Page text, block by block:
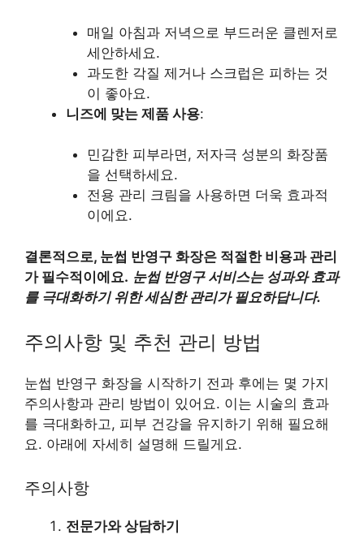
매일 아침과 저녁으로 부드러운 클렌저로
세안하세요.
과도한 각질 제거나 스크럽은 피하는 것
이 좋아요.
니즈에 맞는 제품 사용:
민감한 피부라면, 저자극 성분의 화장품
을 선택하세요.
전용 관리 크림을 사용하면 더욱 효과적
이에요.
결론적으로, 눈썹 반영구 화장은 적절한 비용과 관리
가 필수적이에요. 눈썹 반영구 서비스는 성과와 효과
를 극대화하기 위한 세심한 관리가 필요하답니다.
주의사항 및 추천 관리 방법
눈썹 반영구 화장을 시작하기 전과 후에는 몇 가지
주의사항과 관리 방법이 있어요. 이는 시술의 효과
를 극대화하고, 피부 건강을 유지하기 위해 필요해
요. 아래에 자세히 설명해 드릴게요.
주의사항
전문가와 상담하기